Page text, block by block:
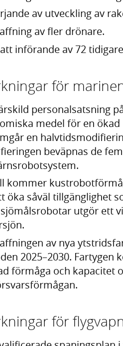
av utveckling av
av fler drönare.
införande av 72
för
personalsatsning
medel för en
en
beväpnas de
kommer
öka såväl tillgänglighet
utgör ett
av nya
2025–2030. Fartygen
förmåga och kapacitet
för